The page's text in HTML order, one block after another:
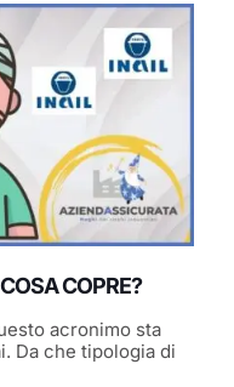
COPRE?
acronimo sta
Da che tipologia di